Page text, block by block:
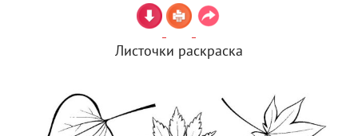
Листочки раскраска